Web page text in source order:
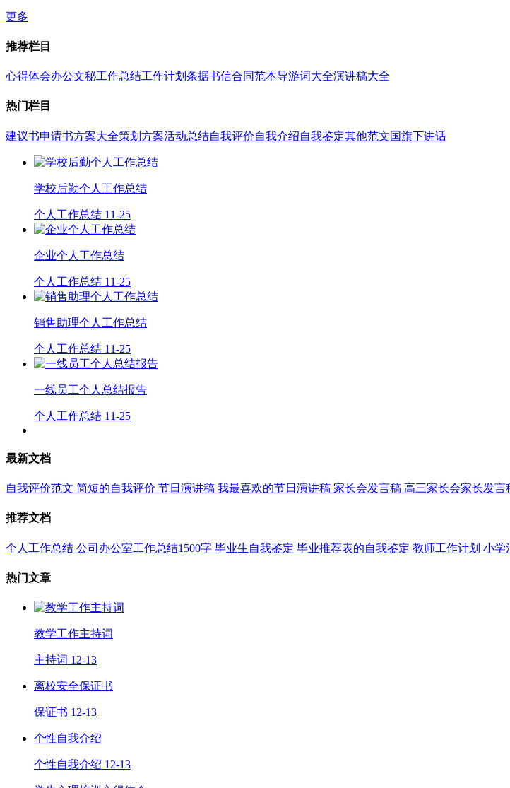
更多
推荐栏目
心得体会办公文秘工作总结工作计划 条据书信合同范本导游词大全演讲稿大全
热门栏目
建议书申请书方案大全策划方案活动总结自我评价自我介绍自我鉴定其他范文国旗下讲话
学校后勤个人工作总结
个人工作总结 11-25
企业个人工作总结
个人工作总结 11-25
销售助理个人工作总结
个人工作总结 11-25
一线员工个人总结报告
个人工作总结 11-25
最新文档
自我评价范文 简短的自我评价 节日演讲稿 我最喜欢的节日演讲稿 家长会发言稿 高三家长会家长发言
推荐文档
个人工作总结 公司办公室工作总结1500字 毕业生自我鉴定 毕业推荐表的自我鉴定 教师工作计划 小学
热门文章
教学工作主持词
主持词 12-13
离校安全保证书
保证书 12-13
个性自我介绍
个性自我介绍 12-13